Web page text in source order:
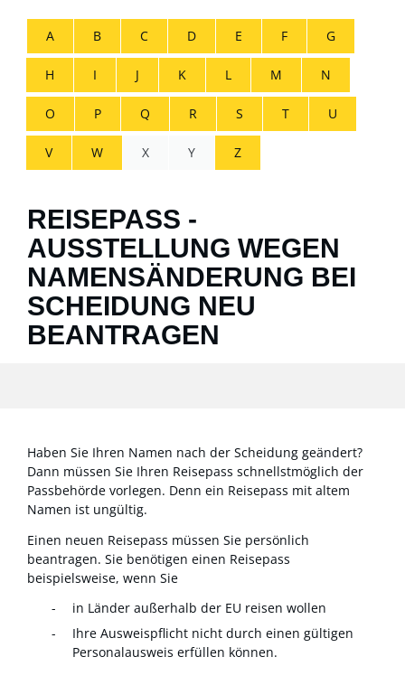
A B C D E F G
H I J K L M N
O P Q R S T U
V W X Y Z
REISEPASS -
AUSSTELLUNG WEGEN
NAMENSÄNDERUNG BEI
SCHEIDUNG NEU
BEANTRAGEN
Haben Sie Ihren Namen nach der Scheidung geändert?
Dann müssen Sie Ihren Reisepass schnellstmöglich der
Passbehörde vorlegen. Denn ein Reisepass mit altem
Namen ist ungültig.
Einen neuen Reisepass müssen Sie persönlich
beantragen. Sie benötigen einen Reisepass
beispielsweise, wenn Sie
in Länder außerhalb der EU reisen wollen
Ihre Ausweispflicht nicht durch einen gültigen
Personalausweis erfüllen können.